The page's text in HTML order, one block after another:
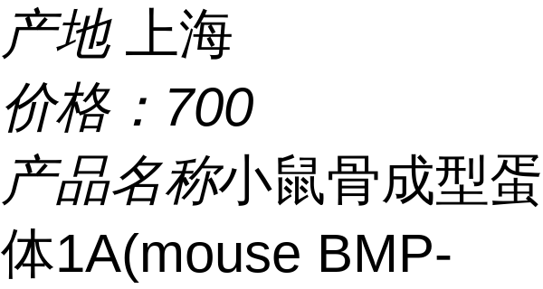
产地 上海
价格： 700
产品名称小鼠骨成型
体1A(mouse BMP-